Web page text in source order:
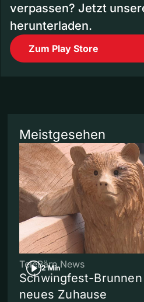
verpassen? Jetzt
herunterladen.
Zum Play Store
Meistgesehen
2 Min
TeleBärn News
Schwingfest-
neues Zuhause